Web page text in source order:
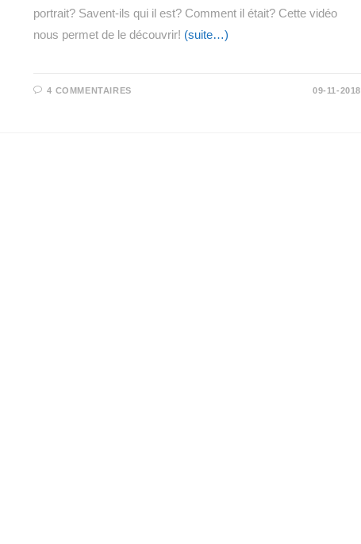
portrait? Savent-ils qui il est? Comment il était? Cette vidéo
nous permet de le découvrir! (suite…)
4 COMMENTAIRES 09-11-2018